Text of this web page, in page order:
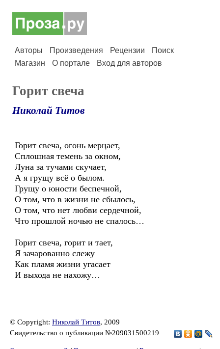
Авторы Произведения Рецензии
Поиск
Магазин
О портале Вход для авторов
Горит свеча
Николай Титов
Горит свеча, огонь мерцает,
Сплошная темень за окном,
Луна за тучами скучает,
А я грущу всё о былом.
Грущу о юности беспечной,
О том, что в жизни не сбылось,
О том, что нет любви сердечной,
Что прошлой ночью не спалось…
Горит свеча, горит и тает,
Я зачарованно слежу
Как пламя жизни угасает
И выхода не нахожу…
© Copyright: Николай Титов, 2009
Свидетельство о публикации №209031500219